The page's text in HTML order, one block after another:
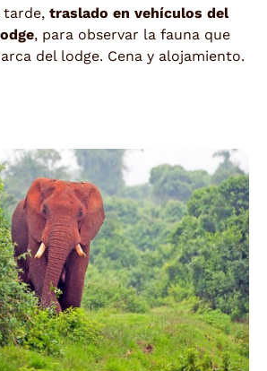
tarde, traslado en vehículos del
, para observar la fauna que
del lodge. Cena y alojamiento.